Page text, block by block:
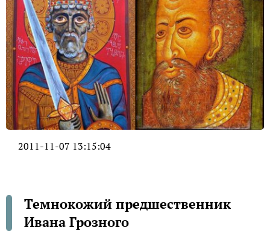
2011-11-07 13:15:04
Темнокожий предшественник
Ивана Грозного